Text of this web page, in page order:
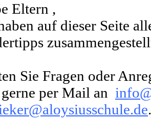
Eltern ,
auf dieser Seite
Sie Fragen oder
per Mail an
.